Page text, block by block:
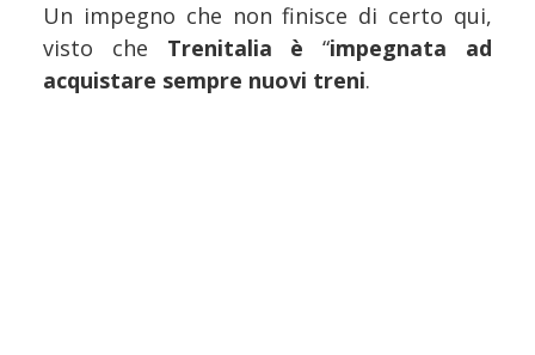
Un impegno che non finisce di certo qui,
visto che Trenitalia è“impegnata ad
acquistare sempre nuovi treni.